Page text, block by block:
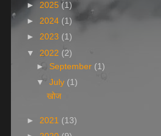
► 2025(1)
► 2024 (1)
► 2023 (1)
▼ 2022 (2)
► September (1)
▼July (1)
खोज
► 2021 (13)